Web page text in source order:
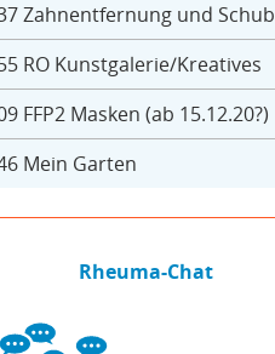
Zahnentfernung und Schub
RO Kunstgalerie/Kreatives
FFP2 Masken (ab 15.12.20?)
Mein Garten
Rheuma-Chat